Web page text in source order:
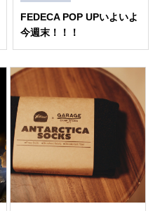
FEDECA POP UPいよいよ
今週末！！！